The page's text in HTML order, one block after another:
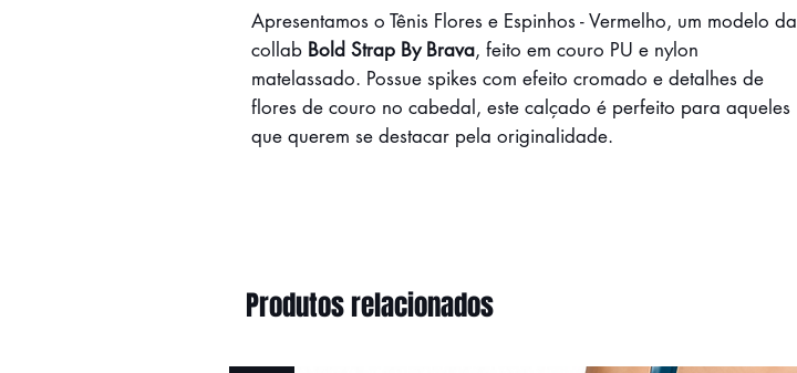
Apresentamos o Tênis Flores e Espinhos - Vermelho, um modelo da
collab Bold Strap By Brava, feito em couro PU e nylon
matelassado. Possue spikes com efeito cromado e detalhes de
flores de couro no cabedal, este calçado é perfeito para aqueles
que querem se destacar pela originalidade.
Produtos relacionados